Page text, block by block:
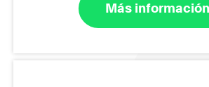
Más información